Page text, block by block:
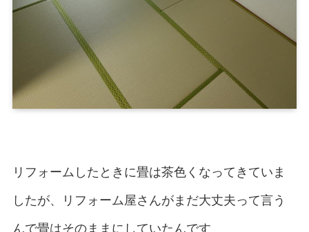
リフォームしたときに畳は茶色くなってきていま
したが、リフォーム屋さんがまだ大丈夫って言う
んで畳はそのままにしていたんです